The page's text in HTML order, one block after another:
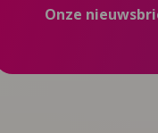
Onze